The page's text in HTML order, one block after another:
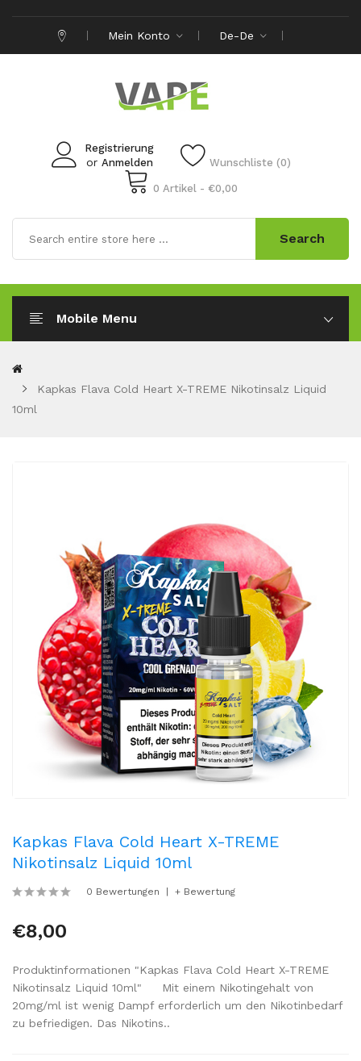
Mein Konto De-De
Registrierung
or Anmelden Wunschliste (0)
0 Artikel - €0,00
Search
Mobile Menu
Kapkas Flava Cold Heart X-TREME Nikotinsalz Liquid
10ml
Kapkas Flava Cold Heart X-TREME
Nikotinsalz Liquid 10ml
0 Bewertungen + Bewertung
€8,00
Produktinformationen "Kapkas Flava Cold Heart X-TREME
Nikotinsalz Liquid 10ml" Mit einem Nikotingehalt von
20mg/ml ist wenig Dampf erforderlich um den Nikotinbedarf
zu befriedigen. Das Nikotins..